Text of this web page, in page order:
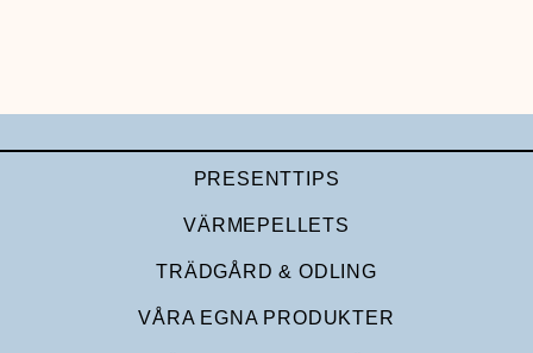
PRESENTTIPS
VÄRMEPELLETS
TRÄDGÅRD & ODLING
VÅRA EGNA PRODUKTER